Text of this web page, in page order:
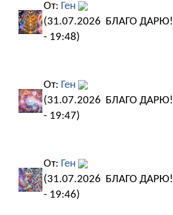
От: Ген
(31.07.2026
- 19:48)
БЛАГО ДАРЮ!
От: Ген
(31.07.2026
- 19:47)
БЛАГО ДАРЮ!
От: Ген
(31.07.2026
- 19:46)
БЛАГО ДАРЮ!